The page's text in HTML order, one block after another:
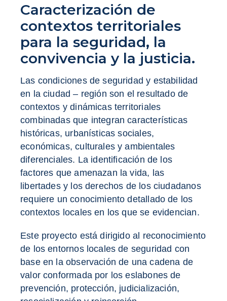
Caracterización de
contextos territoriales
para la seguridad, la
convivencia y la justicia.
Las condiciones de seguridad y estabilidad
en la ciudad – región son el resultado de
contextos y dinámicas territoriales
combinadas que integran características
históricas, urbanísticas sociales,
económicas, culturales y ambientales
diferenciales. La identificación de los
factores que amenazan la vida, las
libertades y los derechos de los ciudadanos
requiere un conocimiento detallado de los
contextos locales en los que se evidencian.
Este proyecto está dirigido al reconocimiento
de los entornos locales de seguridad con
base en la observación de una cadena de
valor conformada por los eslabones de
prevención, protección, judicialización,